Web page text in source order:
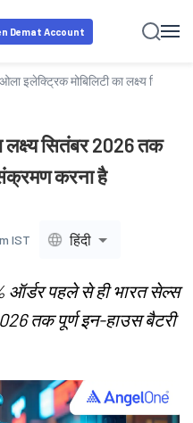
Demat Account
ओला इलेक्ट्रिक मोबिलिटी का लक्ष्य
लक्ष्य सितंबर 2026 तक
करना है
IST हिंदी
पहले से ही भारत सेल्स
तक पूर्ण इन-हाउस बैटरी